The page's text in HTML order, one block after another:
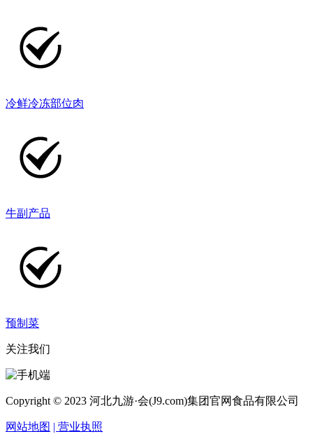
冷鲜冷冻部位肉
牛副产品
预制菜
关注我们
Copyright © 2023 河北九游·会(J9.com)集团官网食品有限公司
网站地图 | 营业执照